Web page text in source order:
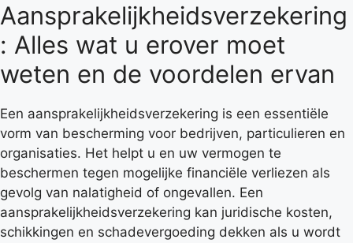
Aansprakelijkheidsverzekering
: Alles wat u erover moet
weten en de voordelen ervan
Een aansprakelijkheidsverzekering is een essentiële
vorm van bescherming voor bedrijven, particulieren en
organisaties. Het helpt u en uw vermogen te
beschermen tegen mogelijke financiële verliezen als
gevolg van nalatigheid of ongevallen. Een
aansprakelijkheidsverzekering kan juridische kosten,
schikkingen en schadevergoeding dekken als u wordt